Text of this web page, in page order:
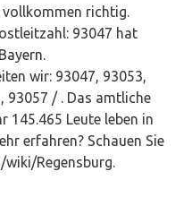
vollkommen richtig.
93047 hat
Bayern.
wir: 93047, 93053,
93057 / . Das amtliche
145.465 Leute leben in
erfahren? Schauen Sie
Regensburg.